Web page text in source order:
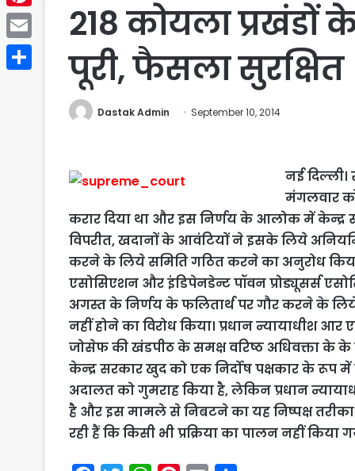
218 कोयला
पूरी, फैसला सुरक्षित
Dastak Admin September 10, 2014
नई
मंगलवार
करार दिया था और इस निर्णय के आलोक में
विपरीत, खदानों के आवंटियों ने इसके लिये
करने के लिये समिति गठित करने का अनुरोध
एसोसिएशन और इंडिपेनडेन्ट पॉवन प्रोड्यूसर्स
अगस्त के निर्णय के फलितार्थ पर गौर करने के
नहीं होने का विरोध किया। प्रधान न्यायाधीश
जोसेफ की खंडपीठ के समक्ष वरिष्ठ अधिवक्ता के
केन्द्र सरकार खुद को एक निर्दोष पक्षकार के रूप
अदालत को गुमराह किया है, लेकिन प्रधान
है और इस मामले से निबटने का यह निष्पक्ष
रही हैं कि किसी भी प्रक्रिया का पालन नहीं किया
Pinterest
Email